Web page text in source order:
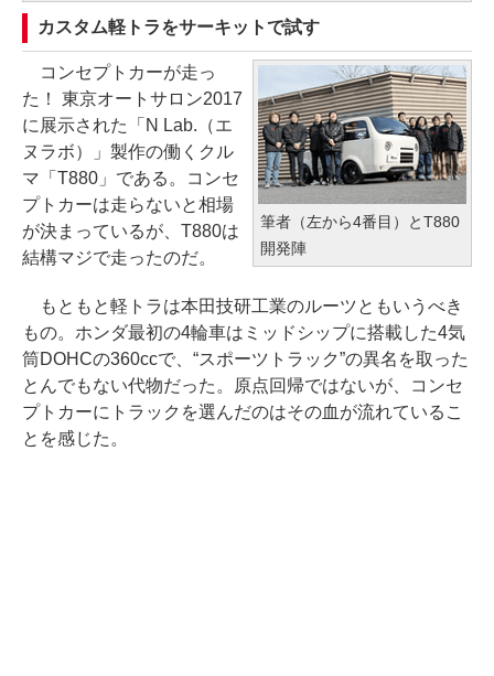
カスタム軽トラをサーキットで試す
筆者（左から4番目）とT880
開発陣
コンセプトカーが走っ
た！ 東京オートサロン2017
に展示された「N Lab.（エ
ヌラボ）」製作の働くクル
マ「T880」である。コンセ
プトカーは走らないと相場
が決まっているが、T880は
結構マジで走ったのだ。
もともと軽トラは本田技研工業のルーツともいうべき
もの。ホンダ最初の4輪車はミッドシップに搭載した4気
筒DOHCの360ccで、“スポーツトラック”の異名を取った
とんでもない代物だった。原点回帰ではないが、コンセ
プトカーにトラックを選んだのはその血が流れているこ
とを感じた。